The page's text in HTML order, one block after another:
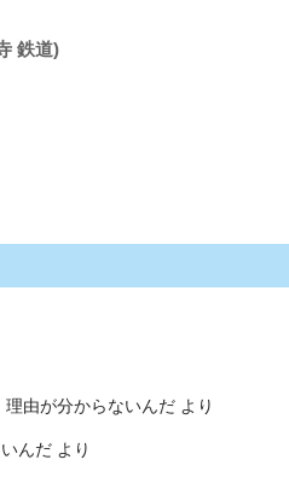
鉄道)
理由が分からないんだ より
んだ より